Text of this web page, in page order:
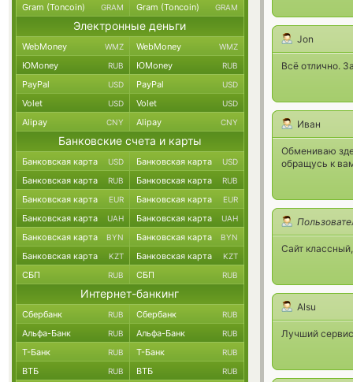
Jon
Всё отлично.
Иван
Обмениваю
обращусь к
Сайт
Alsu
Лучший
Gram (Toncoin) GRAM Gram (Toncoin) GRAM
Электронные деньги
WebMoney WMZ WebMoney WMZ
ЮMoney RUB ЮMoney RUB
PayPal USD PayPal USD
Volet USD Volet USD
Alipay CNY Alipay CNY
Банковские счета и карты
Банковская карта USD Банковская карта USD
Банковская карта RUB Банковская карта RUB
Банковская карта EUR Банковская карта EUR
Банковская карта UAH Банковская карта UAH
Банковская карта BYN Банковская карта BYN
Банковская карта KZT Банковская карта KZT
СБП RUB СБП RUB
Интернет-банкинг
Сбербанк RUB Сбербанк RUB
Альфа-Банк RUB Альфа-Банк RUB
Т-Банк RUB Т-Банк RUB
ВТБ RUB ВТБ RUB